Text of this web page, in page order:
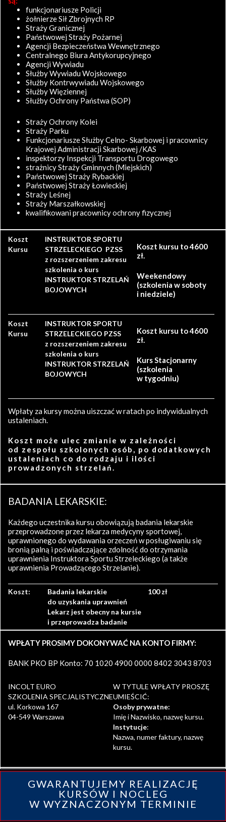
funkcjonariusze Policji
żołnierze Sił Zbrojnych RP
Straży Granicznej
Państwowej Straży Pożarnej
Agencji Bezpieczeństwa Wewnętrznego
Centralnego Biura Antykorupcyjnego
Agencji Wywiadu
Służby Wywiadu Wojskowego
Służby Kontrwywiadu Wojskowego
Służby Więziennej
Służby Ochrony Państwa (SOP)
Straży Ochrony Kolei
Straży Parku
Funkcjonariusze Służby Celno- Skarbowej i pracownicy
Krajowej Administracji Skarbowej /KAS
inspektorzy Inspekcji Transportu Drogowego
strażnicy Straży Gminnych (Miejskich)
Państwowej Straży Rybackiej
Państwowej Straży Łowieckiej
Straży Leśnej
Straży Marszałkowskiej
kwalifikowani pracownicy ochrony fizycznej
Koszt
Kursu
INSTRUKTOR SPORTU
STRZELECKIEGO PZSS
z rozszerzeniem zakresu
szkolenia o kurs
INSTRUKTOR STRZELAŃ
BOJOWYCH
Koszt kursu to 4600
zł.
Weekendowy
(szkolenia w soboty
i niedziele)
Koszt
Kursu
INSTRUKTOR SPORTU
STRZELECKIEGO PZSS
z rozszerzeniem zakresu
szkolenia o kurs
INSTRUKTOR STRZELAŃ
BOJOWYCH
Koszt kursu to 4600
zł.
Kurs Stacjonarny
(szkolenia
w tygodniu)
Wpłaty za kursy można uiszczać w ratach po indywidualnych
ustaleniach.
Koszt może ulec zmianie w zależności
od zespołu szkolonych osób, po dodatkowych
ustaleniach co do rodzaju i ilości
prowadzonych strzelań.
BADANIA LEKARSKIE:
Każdego uczestnika kursu obowiązują badania lekarskie
przeprowadzone przez lekarza medycyny sportowej,
uprawnionego do wydawania orzeczeń w posługiwaniu się
bronią palną i poświadczające zdolność do otrzymania
uprawnienia Instruktora Sportu Strzeleckiego (a także
uprawnienia Prowadzącego Strzelanie).
Koszt:
Badania lekarskie
do uzyskania uprawnień
Lekarz jest obecny na kursie
i przeprowadza badanie
100 zł
WPŁATY PROSIMY DOKONYWAĆ NA KONTO FIRMY:
BANK PKO BP Konto: 70 1020 4900 0000 8402 3043 8703
INCOLT EURO
SZKOLENIA SPECJALISTYCZNE
ul. Korkowa 167
04-549 Warszawa
W TYTULE WPŁATY PROSZĘ
UMIEŚCIĆ:
Osoby prywatne:
Imię i Nazwisko, nazwę kursu.
Instytucje:
Nazwa, numer faktury, nazwę
kursu.
GWARANTUJEMY REALIZACJĘ
KURSÓW I NOCLEG
W WYZNACZONYM TERMINIE